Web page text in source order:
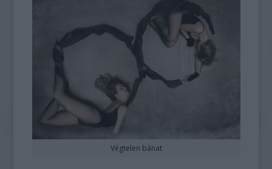
Végtelen bánat